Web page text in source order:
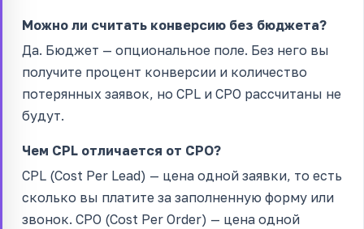
Можно ли считать конверсию без бюджета?
Да. Бюджет — опциональное поле. Без него вы
получите процент конверсии и количество
потерянных заявок, но CPL и CPO рассчитаны не
будут.
Чем CPL отличается от CPO?
CPL (Cost Per Lead) — цена одной заявки, то есть
сколько вы платите за заполненную форму или
звонок. CPO (Cost Per Order) — цена одной